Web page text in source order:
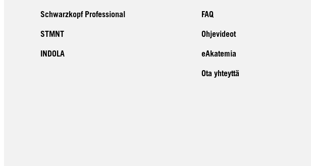
Schwarzkopf Professional
STMNT
INDOLA
FAQ
Ohjevideot
eAkatemia
Ota yhteyttä